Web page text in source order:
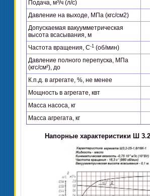
Подача, м³/ч (л/с)
Давление на выходе, МПа (кгс/см2)
Допускаемая вакуумметрическая
высота всасывания, м
Частота вращения, C-1(об/мин)
Давление полного перепуска, МПа
(кгс/см²), до
К.п.д. в агрегате, %, не менее
Мощность в агрегате, квт
Масса насоса, кг
Масса агрегата, кг
Напорные характеристики Ш